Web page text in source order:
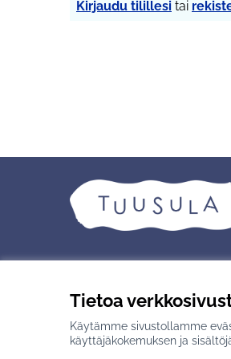
Tietoa
Käytämme sivustollamme
käyttäjäkokemuksen ja
Kirjaudu tilillesi tai
Creative Commons -
(Ulkoinen linkki)Verkkosivusto